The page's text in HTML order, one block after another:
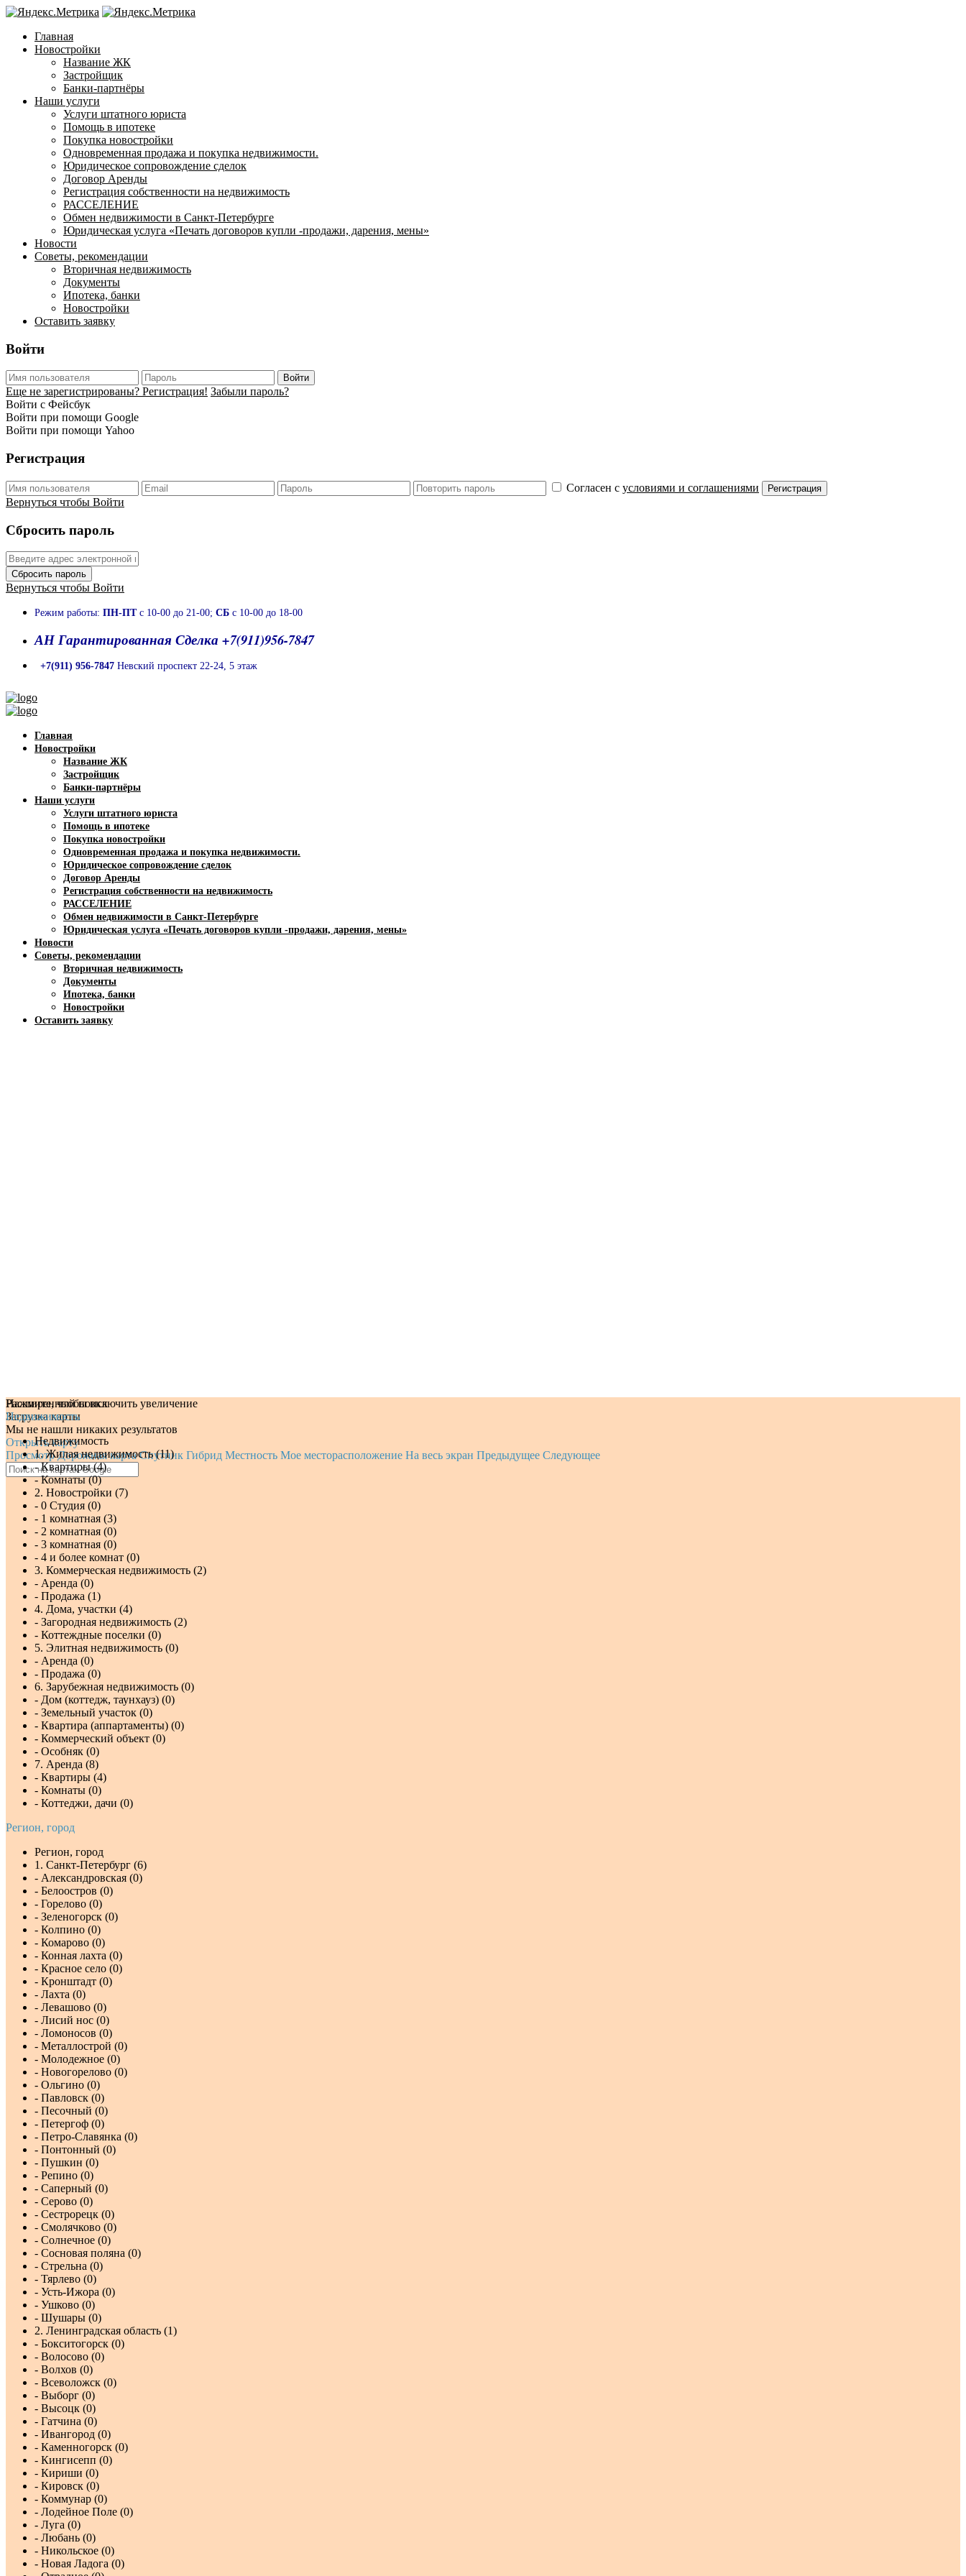
Главная
Новостройки
Название ЖК
Застройщик
Банки-партнёры
Наши услуги
Услуги штатного юриста
Помощь в ипотеке
Покупка новостройки
Одновременная продажа и покупка недвижимости.
Юридическое сопровождение сделок
Договор Аренды
Регистрация собственности на недвижимость
РАССЕЛЕНИЕ
Обмен недвижимости в Санкт-Петербурге
Юридическая услуга «Печать договоров купли -продажи, дарения, мены»
Новости
Советы, рекомендации
Вторичная недвижимость
Документы
Ипотека, банки
Новостройки
Оставить заявку
Войти
Войти
Еще не зарегистрированы? Регистрация! Забыли пароль?
Войти с Фейсбук
Войти при помощи Google
Войти при помощи Yahoo
Регистрация
Согласен с условиями и соглашениями Регистрация
Вернуться чтобы Войти
Сбросить пароль
Сбросить пароль
Вернуться чтобы Войти
Режим работы: ПН-ПТс 10-00 до 21-00; СБ с 10-00 до 18-00
АН Гарантированная Сделка +7(911)956-7847
+7(911) 956-7847 Невский проспект 22-24, 5 этаж
Главная
Новостройки
Название ЖК
Застройщик
Банки-партнёры
Наши услуги
Услуги штатного юриста
Помощь в ипотеке
Покупка новостройки
Одновременная продажа и покупка недвижимости.
Юридическое сопровождение сделок
Договор Аренды
Регистрация собственности на недвижимость
РАССЕЛЕНИЕ
Обмен недвижимости в Санкт-Петербурге
Юридическая услуга «Печать договоров купли -продажи, дарения, мены»
Новости
Советы, рекомендации
Вторичная недвижимость
Документы
Ипотека, банки
Новостройки
Оставить заявку
Нажмите, чтобы включить увеличение
Загрузка карты
Мы не нашли никаких результатов
Открыть карту
Просмотр Дорожная карта Спутник Гибрид Местность Мое месторасположение На весь экран Предыдущее Следующее
Расширенный поиск
Недвижимость
Недвижимость
1. Жилая недвижимость (11)
- Квартиры (4)
- Комнаты (0)
2. Новостройки (7)
- 0 Студия (0)
- 1 комнатная (3)
- 2 комнатная (0)
- 3 комнатная (0)
- 4 и более комнат (0)
3. Коммерческая недвижимость (2)
- Аренда (0)
- Продажа (1)
4. Дома, участки (4)
- Загородная недвижимость (2)
- Коттеждные поселки (0)
5. Элитная недвижимость (0)
- Аренда (0)
- Продажа (0)
6. Зарубежная недвижимость (0)
- Дом (коттедж, таунхауз) (0)
- Земельный участок (0)
- Квартира (аппартаменты) (0)
- Коммерческий объект (0)
- Особняк (0)
7. Аренда (8)
- Квартиры (4)
- Комнаты (0)
- Коттеджи, дачи (0)
Регион, город
Регион, город
1. Санкт-Петербург (6)
- Александровская (0)
- Белоостров (0)
- Горелово (0)
- Зеленогорск (0)
- Колпино (0)
- Комарово (0)
- Конная лахта (0)
- Красное село (0)
- Кронштадт (0)
- Лахта (0)
- Левашово (0)
- Лисий нос (0)
- Ломоносов (0)
- Металлострой (0)
- Молодежное (0)
- Новогорелово (0)
- Ольгино (0)
- Павловск (0)
- Песочный (0)
- Петергоф (0)
- Петро-Славянка (0)
- Понтонный (0)
- Пушкин (0)
- Репино (0)
- Саперный (0)
- Серово (0)
- Сестрорецк (0)
- Смолячково (0)
- Солнечное (0)
- Сосновая поляна (0)
- Стрельна (0)
- Тярлево (0)
- Усть-Ижора (0)
- Ушково (0)
- Шушары (0)
2. Ленинградская область (1)
- Бокситогорск (0)
- Волосово (0)
- Волхов (0)
- Всеволожск (0)
- Выборг (0)
- Высоцк (0)
- Гатчина (0)
- Ивангород (0)
- Каменногорск (0)
- Кингисепп (0)
- Кириши (0)
- Кировск (0)
- Коммунар (0)
- Лодейное Поле (0)
- Луга (0)
- Любань (0)
- Никольское (0)
- Новая Ладога (0)